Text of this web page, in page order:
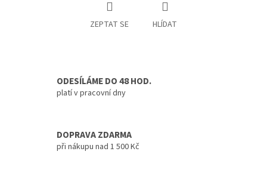
ZEPTAT SE HLÍDAT
ODESÍLÁME DO 48 HOD.
platí v pracovní dny
DOPRAVA ZDARMA
při nákupu nad 1 500 Kč